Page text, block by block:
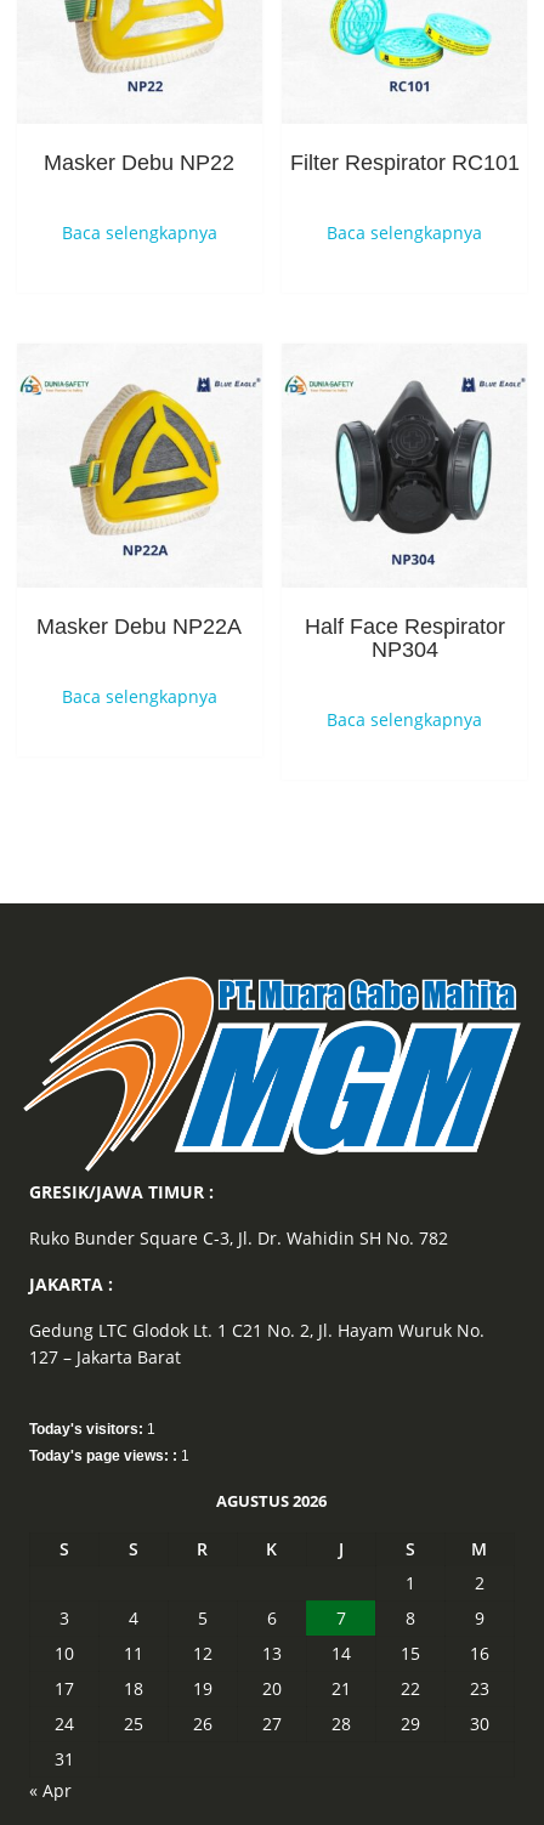
Masker Debu NP22
Baca selengkapnya
Filter Respirator RC101
Baca selengkapnya
Masker Debu NP22A
Baca selengkapnya
Half Face Respirator
NP304
Baca selengkapnya
GRESIK/JAWA TIMUR :
Ruko Bunder Square C-3, Jl. Dr. Wahidin SH No. 782
JAKARTA :
Gedung LTC Glodok Lt. 1 C21 No. 2, Jl. Hayam Wuruk No.
127 – Jakarta Barat
Today's visitors: 1
Today's page views: : 1
AGUSTUS 2026
S S R K J S
M
1
2
3
4 5 6 7 8
9
10
11 12 13 14 15
16
17
18 19 20 21 22
23
24
25 26 27 28 29
30
31
« Apr